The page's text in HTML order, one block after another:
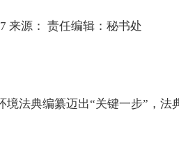
来源： 责任编辑：秘书处
典编纂迈出“关键一步”，法